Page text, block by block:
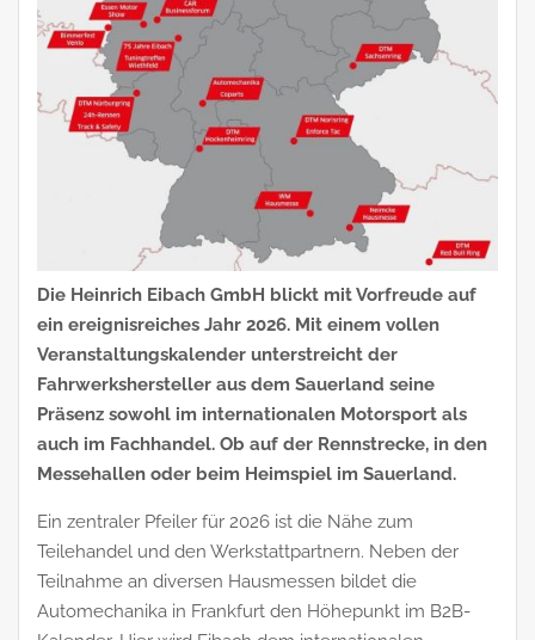
Die Heinrich Eibach GmbH blickt mit Vorfreude auf
ein ereignisreiches Jahr 2026. Mit einem vollen
Veranstaltungskalender unterstreicht der
Fahrwerkshersteller aus dem Sauerland seine
Präsenz sowohl im internationalen Motorsport als
auch im Fachhandel. Ob auf der Rennstrecke, in den
Messehallen oder beim Heimspiel im Sauerland.
Ein zentraler Pfeiler für 2026 ist die Nähe zum
Teilehandel und den Werkstattpartnern. Neben der
Teilnahme an diversen Hausmessen bildet die
Automechanika in Frankfurt den Höhepunkt im B2B-